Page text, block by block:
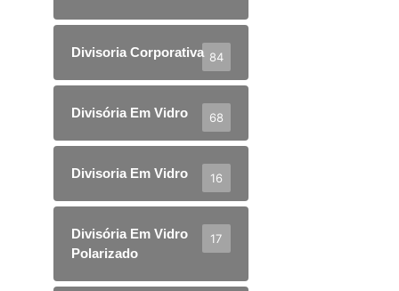
Divisoria Corporativa 84
Divisória Em Vidro 68
Divisoria Em Vidro 16
Divisória Em Vidro
Polarizado
17